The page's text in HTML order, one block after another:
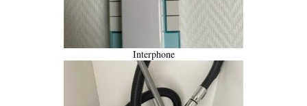
Interphone